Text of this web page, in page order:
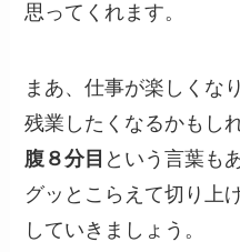
思ってくれます。
まあ、仕事が楽しくな
残業したくなるかもし
腹８分目 という言葉も
グッとこらえて切り上
していきましょう。